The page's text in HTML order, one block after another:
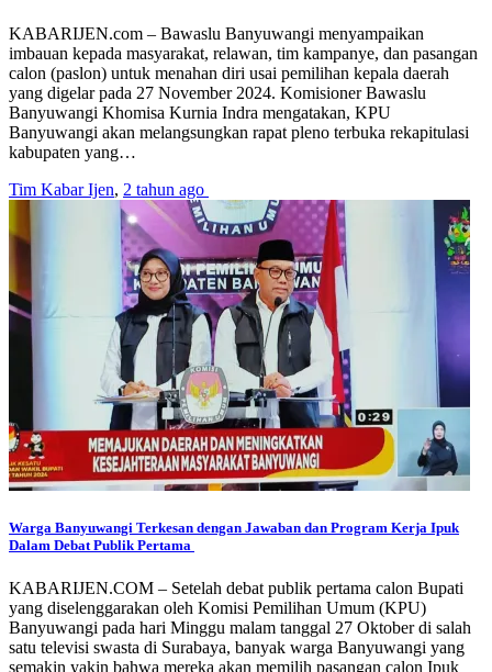
KABARIJEN.com – Bawaslu Banyuwangi menyampaikan
imbauan kepada masyarakat, relawan, tim kampanye, dan pasangan
calon (paslon) untuk menahan diri usai pemilihan kepala daerah
yang digelar pada 27 November 2024. Komisioner Bawaslu
Banyuwangi Khomisa Kurnia Indra mengatakan, KPU
Banyuwangi akan melangsungkan rapat pleno terbuka rekapitulasi
kabupaten yang…
Tim Kabar Ijen, 2 tahun ago
Warga Banyuwangi Terkesan dengan Jawaban dan Program Kerja Ipuk
Dalam Debat Publik Pertama
KABARIJEN.COM – Setelah debat publik pertama calon Bupati
yang diselenggarakan oleh Komisi Pemilihan Umum (KPU)
Banyuwangi pada hari Minggu malam tanggal 27 Oktober di salah
satu televisi swasta di Surabaya, banyak warga Banyuwangi yang
semakin yakin bahwa mereka akan memilih pasangan calon Ipuk